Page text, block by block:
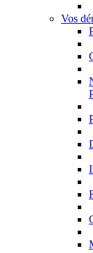
Vos